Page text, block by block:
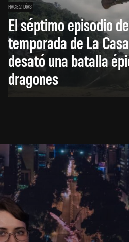
HACE 2 DÍAS
El séptimo episodio
temporada de La
desató una batalla
dragones